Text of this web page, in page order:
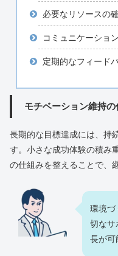
必要なリソースの
コミュニケーショ
定期的なフィード
モチベーション維持の
長期的な目標達成には、持
す。小さな成功体験の積み
の仕組みを整えることで、
環境づ
切なサ
長が可